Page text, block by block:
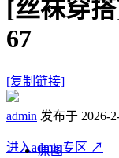
[丝袜穿
67
[复制链接]
admin 发布于 2026-
进入admin专区 ↗
原图